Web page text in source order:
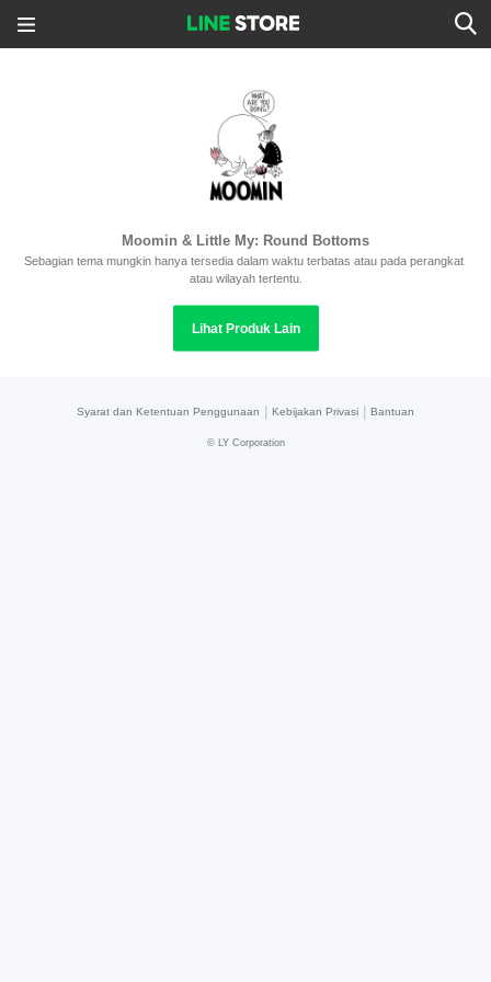
Moomin & Little My: Round Bottoms
Sebagian tema mungkin hanya tersedia dalam waktu terbatas atau pada perangkat
atau wilayah tertentu.
Lihat Produk Lain
Syarat dan Ketentuan Penggunaan Kebijakan Privasi Bantuan
© LY Corporation